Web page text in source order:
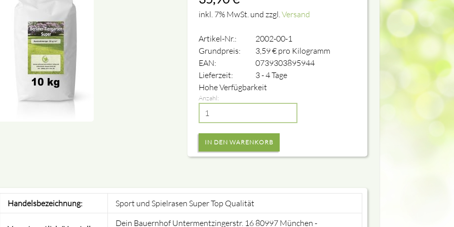
inkl. 7% MwSt. und zzgl.Versand
Artikel-Nr.:
2002-00-1
Grundpreis:
3,59€pro Kilogramm
EAN:
0739303895944
Lieferzeit:
3 - 4 Tage
Hohe Verfügbarkeit
Anzahl:
Handelsbezeichnung: Sport und Spielrasen Super Top Qualität
Dein Bauernhof Untermentzingerstr. 16 80997 München -